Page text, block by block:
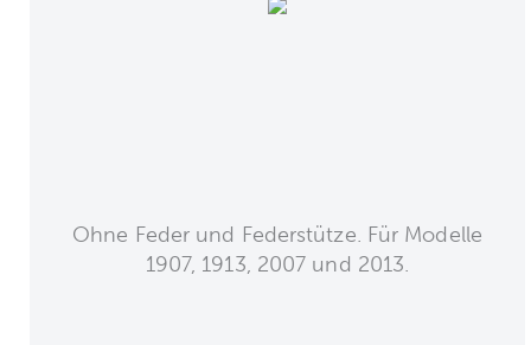
Ohne Feder und Federstütze. Für Modelle
1907, 1913, 2007 und 2013.